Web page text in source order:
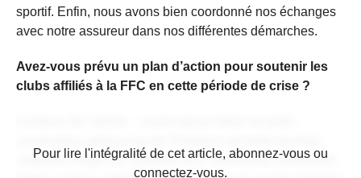
sportif. Enfin, nous avons bien coordonné nos échanges
avec notre assureur dans nos différentes démarches.
Avez-vous prévu un plan d’action pour soutenir les
clubs affiliés à la FFC en cette période de crise ?
vulputate magna at, pulvinar arcu. Maecenas sollicitudin
CONTENU RÉSERVÉ AUX
ABONNÉS
Pour lire l'intégralité de cet article, abonnez-vous ou
connectez-vous.